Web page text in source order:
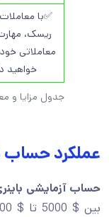
جدول مزایا و
✅با
ریسک،
معاملاتی خود
خواهید
عملکرد حساب
حساب آزمایشی
بین $ 5000 تا $ 50000 در اختیار شما قرار دهد. برای